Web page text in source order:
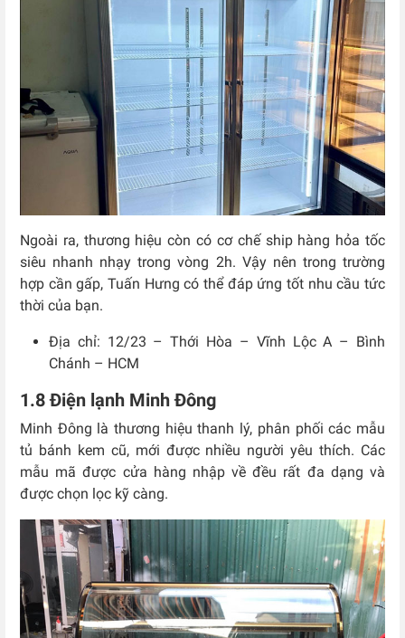
Ngoài ra, thương hiệu còn có cơ chế ship hàng hỏa tốc
siêu nhanh nhạy trong vòng 2h. Vậy nên trong trường
hợp cần gấp, Tuấn Hưng có thể đáp ứng tốt nhu cầu tức
thời của bạn.
Địa chỉ: 12/23 – Thới Hòa – Vĩnh Lộc A – Bình
Chánh – HCM
1.8 Điện lạnh Minh Đông
Minh Đông là thương hiệu thanh lý, phân phối các mẫu
tủ bánh kem cũ, mới được nhiều người yêu thích. Các
mẫu mã được cửa hàng nhập về đều rất đa dạng và
được chọn lọc kỹ càng.